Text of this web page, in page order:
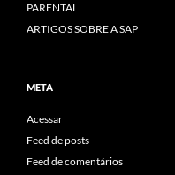
PARENTAL
ARTIGOS SOBRE A SAP
META
Acessar
Feed de posts
Feed de comentários